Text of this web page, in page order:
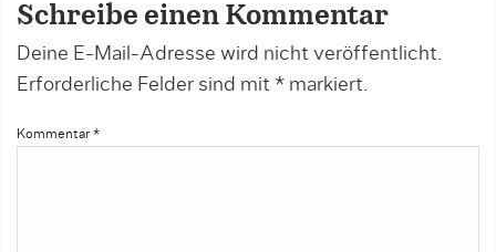
Schreibe einen Kommentar
Deine E-Mail-Adresse wird nicht veröffentlicht.
Erforderliche Felder sind mit * markiert.
Kommentar *